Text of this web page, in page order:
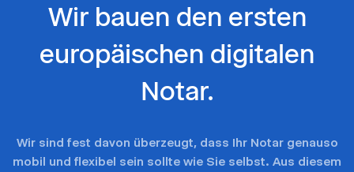
Wir bauen den ersten
europäischen digitalen
Notar.
Wir sind fest davon überzeugt, dass Ihr Notar genauso
mobil und flexibel sein sollte wie Sie selbst. Aus diesem